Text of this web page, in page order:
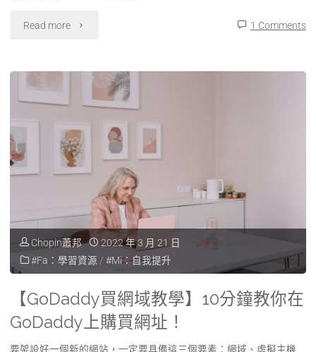
Read more 1 Comments
Chopin蕭邦
2022 年 3 月 21 日
#Fa：學習資源 / #Mi：自我提升
【GoDaddy買網域教學】10分鐘教你在
GoDaddy上購買網址！
要架設好一個新的網站，一定要具備這三個要素：網域、虛擬主機